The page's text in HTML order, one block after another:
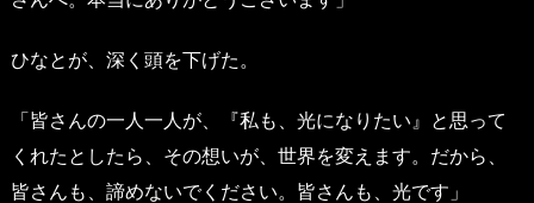
ひなとが、深く頭を下げた。
「皆さんの一人一人が、『私も、光になりたい』と思って
くれたとしたら、その想いが、世界を変えます。だから、
皆さんも、諦めないでください。皆さんも、光です」